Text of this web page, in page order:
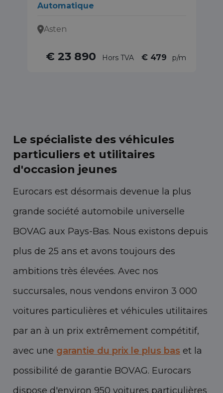
Automatique
Asten
€ 23 890 Hors TVA € 479 p/m
Le spécialiste des véhicules
particuliers et utilitaires
d'occasion jeunes
Eurocars est désormais devenue la plus
grande société automobile universelle
BOVAG aux Pays-Bas. Nous existons depuis
plus de 25 ans et avons toujours des
ambitions très élevées. Avec nos
succursales, nous vendons environ 3 000
voitures particulières et véhicules utilitaires
par an à un prix extrêmement compétitif,
avec une garantie du prix le plus bas et la
possibilité de garantie BOVAG. Eurocars
dispose d'environ 950 voitures particulières